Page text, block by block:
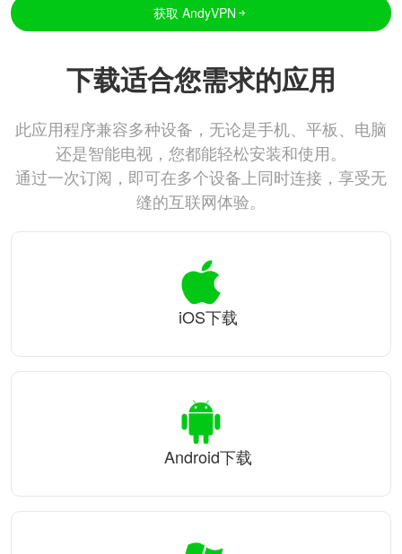
获取 AndyVPN
下载适合您需求的应用
此应用程序兼容多种设备，无论是手机、平板、电脑
还是智能电视，您都能轻松安装和使用。
通过一次订阅，即可在多个设备上同时连接，享受无
缝的互联网体验。
iOS下载
Android下载